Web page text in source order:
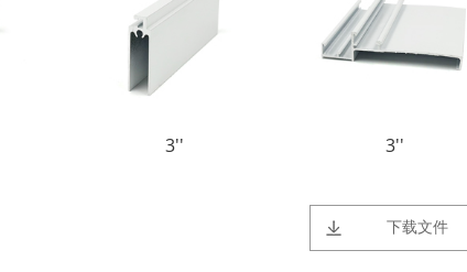
3'' 3''
下载文件